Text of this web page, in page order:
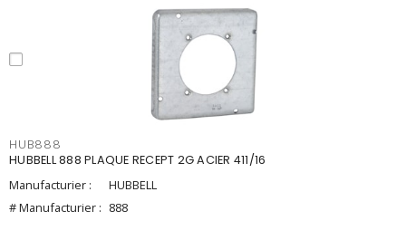
HUB888
HUBBELL 888 PLAQUE RECEPT 2G ACIER 411/16
Manufacturier :
HUBBELL
# Manufacturier : 888